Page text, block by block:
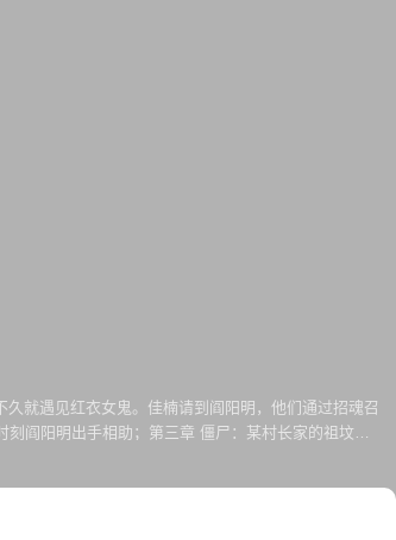
就遇见红衣女鬼。佳楠请到阎阳明，他们通过招魂召
阎阳明出手相助；第三章 僵尸：某村长家的祖坟需